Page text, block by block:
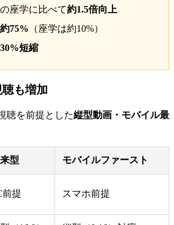
座学に比べて約1.5倍向上
約75% （座学は約10%）
短縮
も増加
聴を前提とした縦型動画・モバイル最
型 モバイルファースト
前提 スマホ前提